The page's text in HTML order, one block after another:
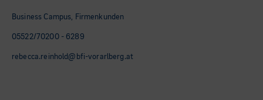
Business Campus, Firmenkunden
05522/70200 - 6289
rebecca.reinhold@bfi-vorarlberg.at